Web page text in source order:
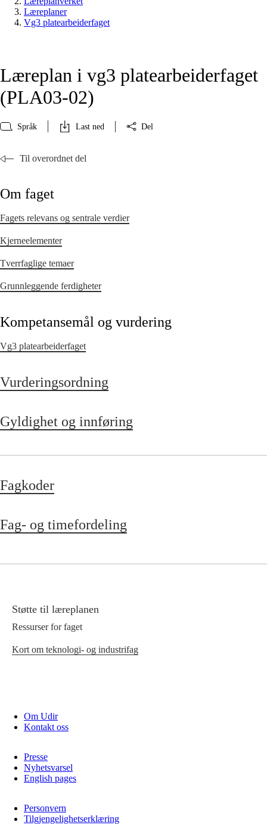
Læreplaner
Vg3 platearbeiderfaget
Læreplan i vg3 platearbeiderfaget
(PLA03‑02)
Språk Last ned Del
Til overordnet del
Om faget
Fagets relevans og sentrale verdier
Kjerneelementer
Tverrfaglige temaer
Grunnleggende ferdigheter
Kompetansemål og vurdering
Vg3 platearbeiderfaget
Vurderingsordning
Gyldighet og innføring
Fagkoder
Fag- og timefordeling
Støtte til læreplanen
Ressurser for faget
Kort om teknologi- og industrifag
Om Udir
Kontakt oss
Presse
Nyhetsvarsel
English pages
Personvern
Tilgjengelighetserklæring